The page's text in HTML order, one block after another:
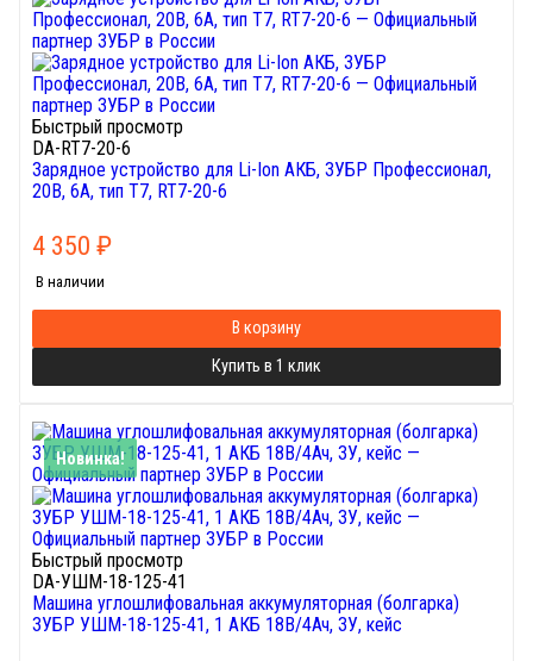
Быстрый просмотр
DA-RT7-20-6
Зарядное устройство для Li-Ion АКБ, ЗУБР Профессионал,
20В, 6А, тип T7, RT7-20-6
4 350 ₽
В наличии
В корзину
Купить в 1 клик
Новинка!
Быстрый просмотр
DA-УШМ-18-125-41
Машина углошлифовальная аккумуляторная (болгарка)
ЗУБР УШМ-18-125-41, 1 АКБ 18В/4Ач, ЗУ, кейс